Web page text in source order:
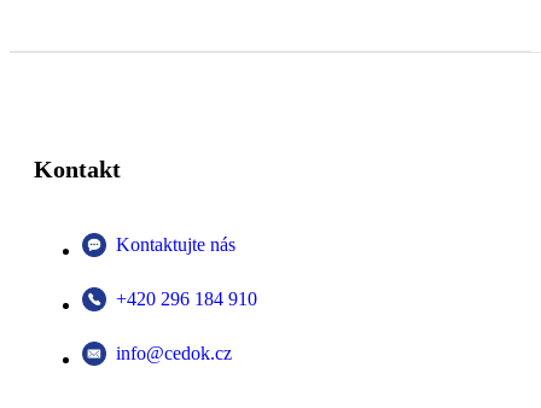
Kontakt
Kontaktujte nás
+420 296 184 910
info@cedok.cz